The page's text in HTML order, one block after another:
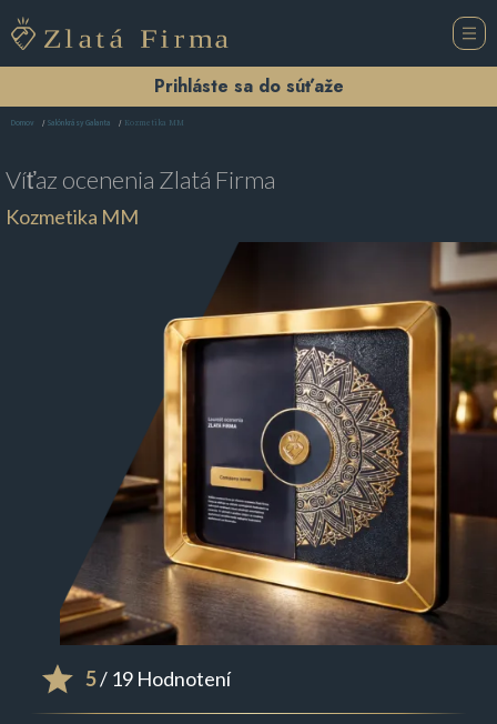
Prihláste sa do súťaže
Domov Salón krásy Galanta Kozmetika MM
Víťaz ocenenia Zlatá Firma
Kozmetika MM
5/ 19 Hodnotení